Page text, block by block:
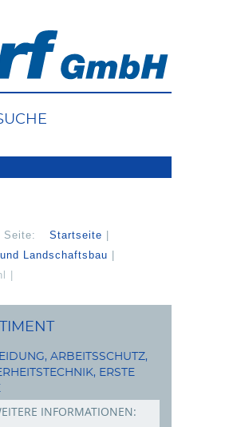
Seite:
Startseite
Landschaftsbau
ARBEITSSCHUTZ,
ERSTE
INFORMATIONEN: